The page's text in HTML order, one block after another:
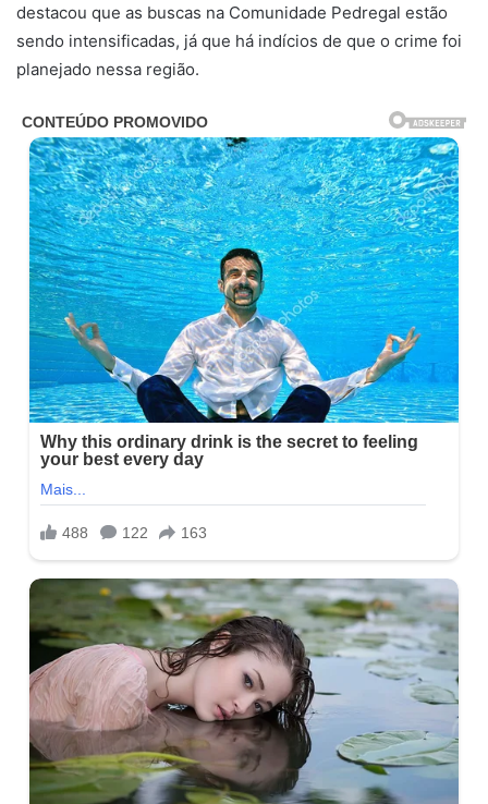
destacou que as buscas na Comunidade Pedregal estão
sendo intensificadas, já que há indícios de que o crime foi
planejado nessa região.